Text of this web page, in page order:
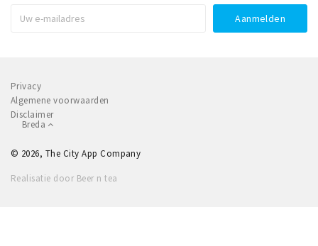
Privacy
Algemene voorwaarden
Disclaimer
Breda
© 2026, The City App Company
Realisatie door Beer n tea